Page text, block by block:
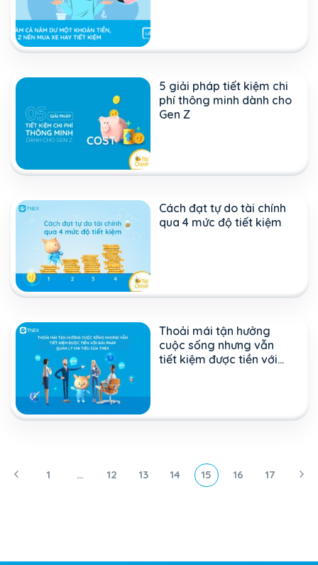
5 giải pháp tiết kiệm chi
phí thông minh dành cho
Gen Z
Cách đạt tự do tài chính
qua 4 mức độ tiết kiệm
Thoải mái tận hưởng
cuộc sống nhưng vẫn
tiết kiệm được tiền với
1 … 12 13 14 15 16 17